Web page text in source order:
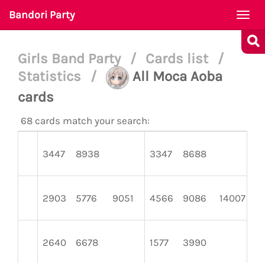
Bandori Party
Girls Band Party / Cards list
/
Statistics
/
All Moca Aoba
cards
68 cards match your search:
3447 8938 3347 8688
2903 5776 9051 4566 9086 14007
2640 6678 1577 3990